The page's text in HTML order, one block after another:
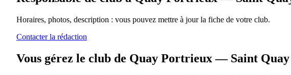
Horaires, photos, description : vous pouvez mettre à jour la fiche de votre club.
Contacter la rédaction
Vous gérez le club de Quay Portrieux — Saint